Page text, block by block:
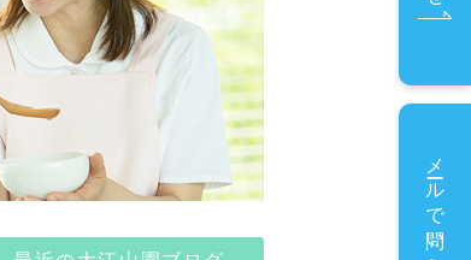
メールで問い合わせ